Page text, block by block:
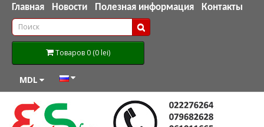
Главная Новости Полезная информация Контакты
Товаров 0 (0 lei)
MDL